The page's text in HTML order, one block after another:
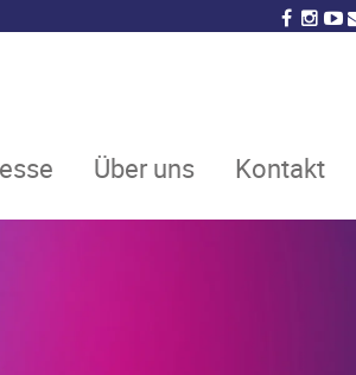
Über uns Kontakt